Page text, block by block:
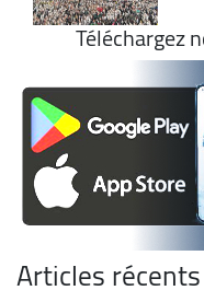
Téléchargez
Articles récents